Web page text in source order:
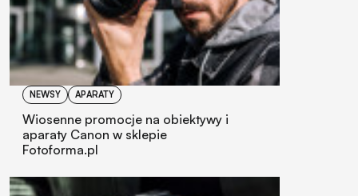
NEWSY APARATY
Wiosenne promocje na obiektywy i
aparaty Canon w sklepie
Fotoforma.pl